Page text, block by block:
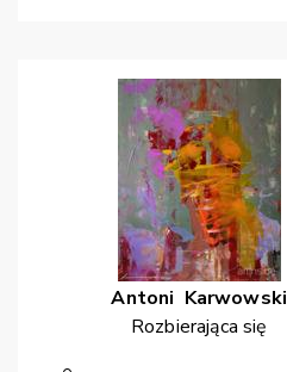
Antoni Karwowski
Rozbierająca się